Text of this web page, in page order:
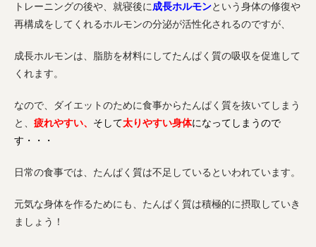
トレーニングの後や、就寝後に成長ホルモンという身体の修復や
再構成をしてくれるホルモンの分泌が活性化されるのですが、
成長ホルモンは、脂肪を材料にしてたんぱく質の吸収を促進して
くれます。
なので、ダイエットのために食事からたんぱく質を抜いてしまう
と、 疲れやすい、 そして太りやすい身体になってしまうので
す・・・
日常の食事では、たんぱく質は不足しているといわれています。
元気な身体を作るためにも、たんぱく質は積極的に摂取していき
ましょう！